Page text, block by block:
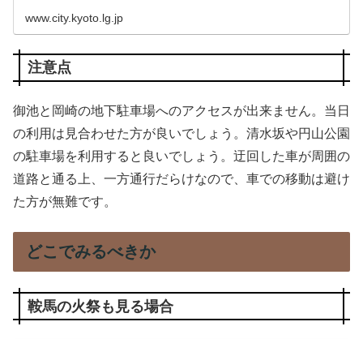
www.city.kyoto.lg.jp
注意点
御池と岡崎の地下駐車場へのアクセスが出来ません。当日
の利用は見合わせた方が良いでしょう。清水坂や円山公園
の駐車場を利用すると良いでしょう。迂回した車が周囲の
道路と通る上、一方通行だらけなので、車での移動は避け
た方が無難です。
どこでみるべきか
鞍馬の火祭も見る場合